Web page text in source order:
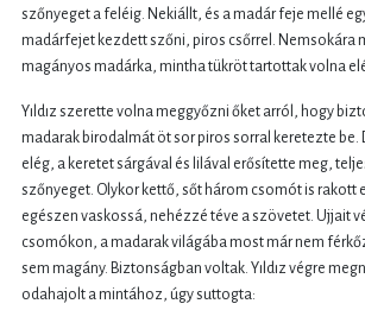
szőnyeget a feléig. Nekiállt, és a madár feje mellé
madárfejet kezdett szőni, piros csőrrel. Nemsokára
magányos madárka, mintha tükröt tartottak volna
Yıldız szerette volna meggyőzni őket arról, hogy
madarak birodalmát öt sor piros sorral keretezte be.
elég, a keretet sárgával és lilával erősítette meg,
szőnyeget. Olykor kettő, sőt három csomót is rakott
egészen vaskossá, nehézzé téve a szövetet. Ujjait
csomókon, a madarak világába most már nem
sem magány. Biztonságban voltak. Yıldız végre
odahajolt a mintához, úgy suttogta: